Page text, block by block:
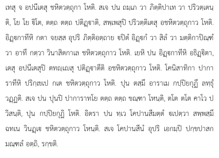
เทสุ จ อปนีเตสุ ชหิตวตฺถุกา โหติ. สเจ ปน ถมฺเภ วา ภิตฺติปาเท วา ปริวตฺเตนฺ
ติ, โย โย ิโต, ตตฺถ ตตฺถ ปติฏฺาติ, สพฺเพสุปิ ปริวตฺติเตสุ อชหิตวตฺถุกาว โหติ.
อิฏฺกาทีหิ กตา จยสฺส อุปริ ภิตฺติอตฺถาย ปิตํ อิฏฺกํ วา สิลํ วา มตฺติกาปิณฺฑํ
วา อาทึ กตฺวา วินาสิตกาเล ชหิตวตฺถุกาว โหติ. เยหิ ปน อิฏฺกาทีหิ อธิฏฺิตา,
เตสุ อปนีเตสุปิ ตทฺเสุ ปติฏฺาตีติ อชหิตวตฺถุกาว โหติ. โคนิสาทิกา ปากา
ราทีหิ ปริกฺเขเป กเต ชหิตวตฺถุกาว โหติ. ปุน ตสฺมึ อาราเม กปฺปิยกุฏึ ลทฺธุํ
วฏฺฏติ. สเจ ปน ปุนปิ ปาการาทโย ตตฺถ ตตฺถ ขณฺฑา โหนฺติ, ตโต ตโต คาโว ป
วิสนฺติ, ปุน กปฺปิยกุฏิ โหติ. อิตรา ปน ทฺเว โคปานสีมตฺตํ เปตฺวา สพฺพสฺมึ
ฉทเน วินฏฺเ ชหิตวตฺถุกาว โหนฺติ. สเจ โคปานสีนํ อุปริ เอกมฺปิ ปกฺขปาสก
มณฺฑลํ อตฺถิ, รกฺขติ.